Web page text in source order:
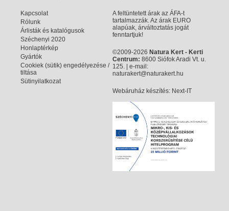
Kapcsolat
Rólunk
Árlisták és katalógusok
Széchenyi 2020
Honlaptérkép
Gyártók
Cookiek (sütik) engedélyezése /
tiltása
Sütinyilatkozat
A feltüntetett árak az ÁFA-t
tartalmazzák. Az árak EURO
alapúak, árváltoztatás jogát
fenntartjuk!
©2009-2026 Natura Kert - Kerti
Centrum: 8600 Siófok Aradi Vt. u.
125. | e-mail:
naturakert@naturakert.hu
Webáruház készítés: Next-IT